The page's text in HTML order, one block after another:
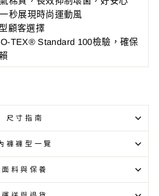
秒展現時尚運動風
顧客選擇
TEX® Standard 100檢驗，確保
尺寸指南
褲褲型一覽
面料與保養